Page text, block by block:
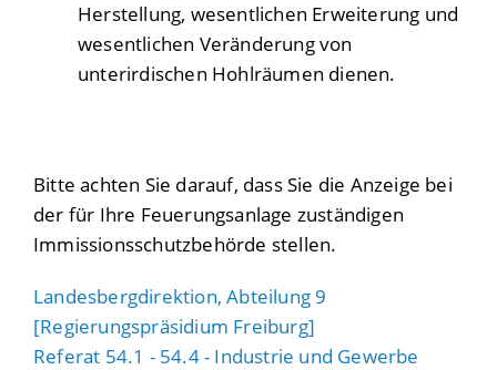
Herstellung, wesentlichen Erweiterung und
wesentlichen Veränderung von
unterirdischen Hohlräumen dienen.
Bitte achten Sie darauf, dass Sie die Anzeige bei
der für Ihre Feuerungsanlage zuständigen
Immissionsschutzbehörde stellen.
Landesbergdirektion, Abteilung 9
[Regierungspräsidium Freiburg]
Referat 54.1 - 54.4 - Industrie und Gewerbe